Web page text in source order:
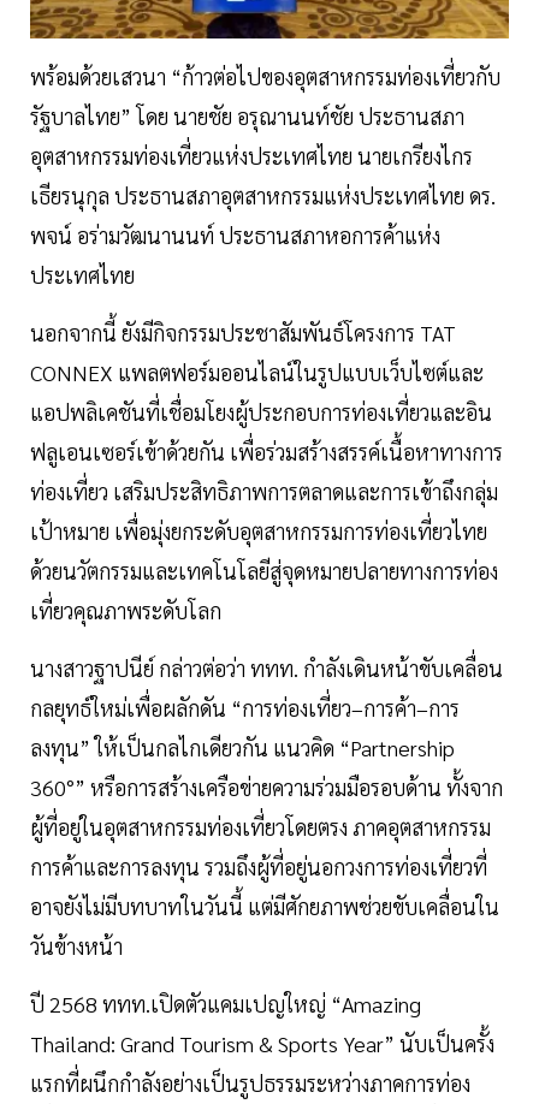
พร้อมด้วยเสวนา “ก้าวต่อไปของอุตสาหกรรมท่องเที่ยวกับ
รัฐบาลไทย” โดย นายชัย อรุณานนท์ชัย ประธานสภา
อุตสาหกรรมท่องเที่ยวแห่งประเทศไทย นายเกรียงไกร
เธียรนุกุล ประธานสภาอุตสาหกรรมแห่งประเทศไทย ดร.
พจน์ อร่ามวัฒนานนท์ ประธานสภาหอการค้าแห่ง
ประเทศไทย
นอกจากนี้ ยังมีกิจกรรมประชาสัมพันธ์โครงการ TAT
CONNEX แพลตฟอร์มออนไลน์ในรูปแบบเว็บไซต์และ
แอปพลิเคชันที่เชื่อมโยงผู้ประกอบการท่องเที่ยวและอิน
ฟลูเอนเซอร์เข้าด้วยกัน เพื่อร่วมสร้างสรรค์เนื้อหาทางการ
ท่องเที่ยว เสริมประสิทธิภาพการตลาดและการเข้าถึงกลุ่ม
เป้าหมาย เพื่อมุ่งยกระดับอุตสาหกรรมการท่องเที่ยวไทย
ด้วยนวัตกรรมและเทคโนโลยีสู่จุดหมายปลายทางการท่อง
เที่ยวคุณภาพระดับโลก
นางสาวฐาปนีย์ กล่าวต่อว่า ททท. กำลังเดินหน้าขับเคลื่อน
กลยุทธ์ใหม่เพื่อผลักดัน “การท่องเที่ยว–การค้า–การ
ลงทุน” ให้เป็นกลไกเดียวกัน แนวคิด “Partnership
360°” หรือการสร้างเครือข่ายความร่วมมือรอบด้าน ทั้งจาก
ผู้ที่อยู่ในอุตสาหกรรมท่องเที่ยวโดยตรง ภาคอุตสาหกรรม
การค้าและการลงทุน รวมถึงผู้ที่อยู่นอกวงการท่องเที่ยวที่
อาจยังไม่มีบทบาทในวันนี้ แต่มีศักยภาพช่วยขับเคลื่อนใน
วันข้างหน้า
ปี 2568 ททท.เปิดตัวแคมเปญใหญ่ “Amazing
Thailand: Grand Tourism & Sports Year” นับเป็นครั้ง
แรกที่ผนึกกำลังอย่างเป็นรูปธรรมระหว่างภาคการท่อง